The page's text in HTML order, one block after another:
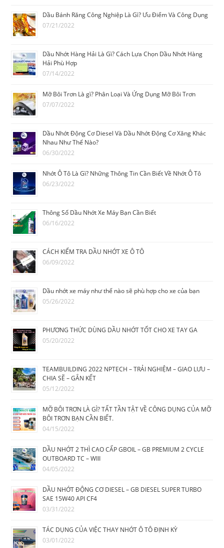
Dầu Bánh Răng Công Nghiệp Là Gì? Ưu Điểm Và Công Dụng
07/21/2022
Dầu Nhớt Hàng Hải Là Gì? Cách Lựa Chọn Dầu Nhớt Hàng
Hải Phù Hợp
07/14/2022
Mỡ Bôi Trơn Là gì? Phân Loại Và Ứng Dụng Mỡ Bôi Trơn
07/07/2022
Dầu Nhớt Động Cơ Diesel Và Dầu Nhớt Động Cơ Xăng Khác
Nhau Như Thế Nào?
06/30/2022
Nhớt Ô Tô Là Gì? Những Thông Tin Cần Biết Về Nhớt Ô Tô
06/23/2022
Thông Số Dầu Nhớt Xe Máy Bạn Cần Biết
06/16/2022
CÁCH KIỂM TRA DẦU NHỚT XE Ô TÔ
06/09/2022
Dầu nhớt xe máy như thế nào sẽ phù hợp cho xe của bạn
05/26/2022
PHƯƠNG THỨC DÙNG DẦU NHỚT TỐT CHO XE TAY GA
05/20/2022
TEAMBUILDING 2022 NPTECH – TRẢI NGHIỆM – GIAO LƯU –
CHIA SẼ – GẮN KẾT
05/12/2022
MỠ BÔI TRƠN LÀ GÌ? TẤT TẦN TẬT VỀ CÔNG DỤNG CỦA MỠ
BÔI TRƠN BẠN CẦN BIẾT.
04/15/2022
DẦU NHỚT 2 THÌ CAO CẤP GBOIL – GB PREMIUM 2 CYCLE
OUTBOARD TC – WIII
04/05/2022
DẦU NHỚT ĐỘNG CƠ DIESEL – GB DIESEL SUPER TURBO
SAE 15W40 API CF4
03/31/2022
TÁC DỤNG CỦA VIỆC THAY NHỚT Ô TÔ ĐỊNH KỲ
03/01/2022